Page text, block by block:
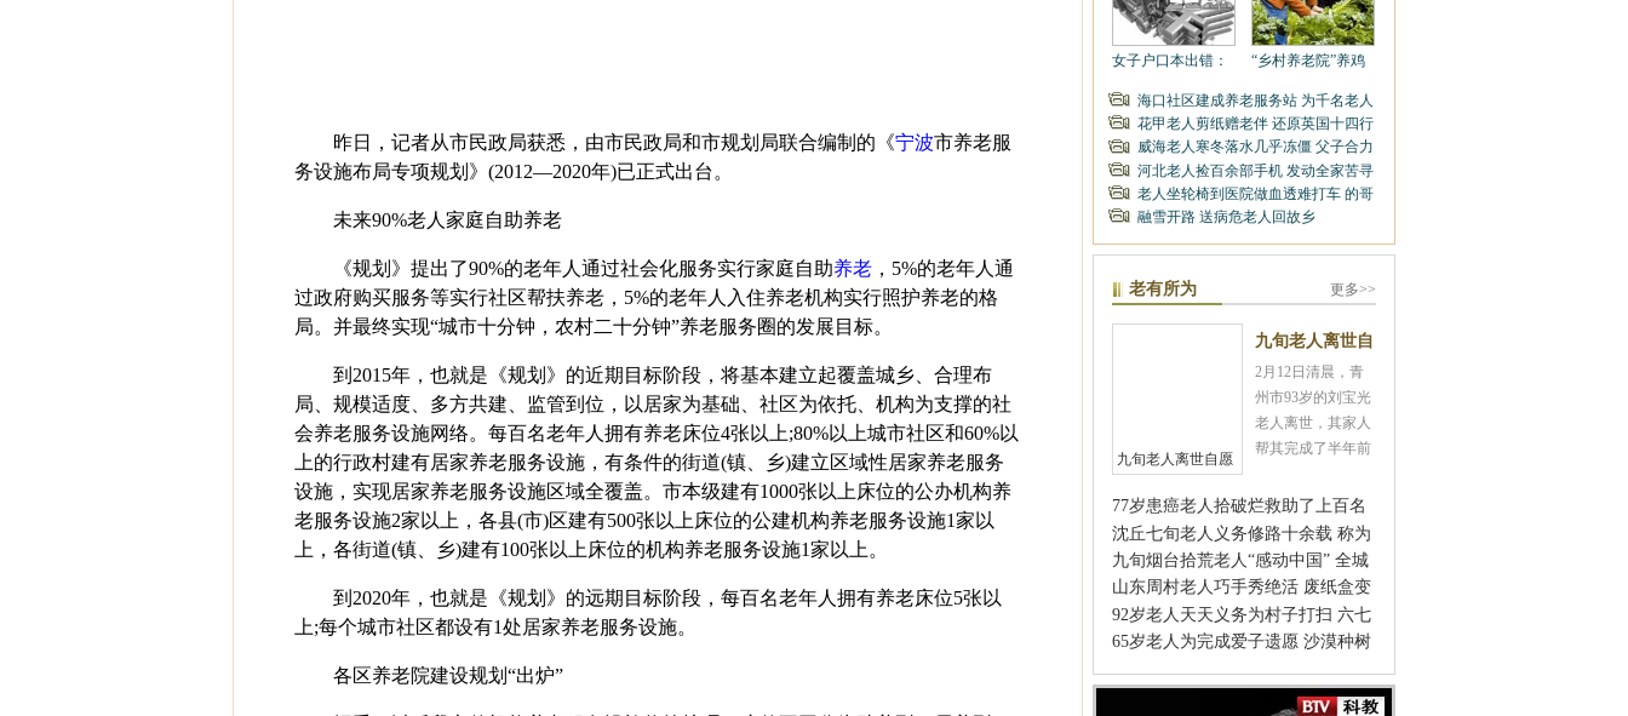
昨日，记者从市民政局获悉，由市民政局和市规划局联合编制的《宁波市养老服
务设施布局专项规划》(2012—2020年)已正式出台。
未来90%老人家庭自助养老
《规划》提出了90%的老年人通过社会化服务实行家庭自助养老 ，5%的老年人通
过政府购买服务等实行社区帮扶养老，5%的老年人入住养老机构实行照护养老的格
局。并最终实现“城市十分钟，农村二十分钟”养老服务圈的发展目标。
到2015年，也就是《规划》的近期目标阶段，将基本建立起覆盖城乡、合理布
局、规模适度、多方共建、监管到位，以居家为基础、社区为依托、机构为支撑的社
会养老服务设施网络。每百名老年人拥有养老床位4张以上;80%以上城市社区和60%以
上的行政村建有居家养老服务设施，有条件的街道(镇、乡)建立区域性居家养老服务
设施，实现居家养老服务设施区域全覆盖。市本级建有1000张以上床位的公办机构养
老服务设施2家以上，各县(市)区建有500张以上床位的公建机构养老服务设施1家以
上，各街道(镇、乡)建有100张以上床位的机构养老服务设施1家以上。
到2020年，也就是《规划》的远期目标阶段，每百名老年人拥有养老床位5张以
上;每个城市社区都设有1处居家养老服务设施。
各区养老院建设规划“出炉”
女子户口本出错：
与其子同年同月同
日生 不能领养老金
“乡村养老院”养鸡
种菜
海口社区建成养老服务站 为千名老人
免费发放专用手机
花甲老人剪纸赠老伴 还原英国十四行
诗浪漫场景
威海老人寒冬落水几乎冻僵 父子合力
救人后悄悄离开
河北老人捡百余部手机 发动全家苦寻
5天归还失主
老人坐轮椅到医院做血透难打车 的哥
接送坚持半年
融雪开路 送病危老人回故乡
老有所为 更多>>
九旬老人离世自愿
捐献遗体 成山东最
年长捐献者
九旬老人离世自
愿捐献遗体 成
山东最年长捐献
者
2月12日清晨，青
州市93岁的刘宝光
老人离世，其家人
帮其完成了半年前
在其离世后捐献遗
体和眼角膜。享年
93岁高龄的刘宝光
生前是青州市一名
后，经常参与一些
公益活动。2013年
7月，在获得了子
女们的支持后，刘
77岁患癌老人拾破烂救助了上百名
苦命娃
沈丘七旬老人义务修路十余载 称为
国家做点贡献
九旬烟台拾荒老人“感动中国” 全城
涌动爱心潮
山东周村老人巧手秀绝活 废纸盒变
身小花灯
92岁老人天天义务为村子打扫 六七
年风雨无阻
65岁老人为完成爱子遗愿 沙漠种树